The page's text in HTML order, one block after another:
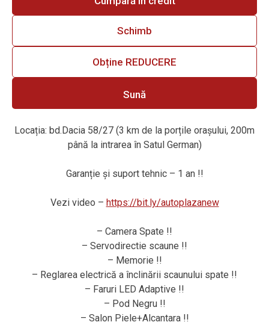
Schimb
Obține REDUCERE
Sună
Locația: bd.Dacia 58/27 (3 km de la porțile orașului, 200m
până la intrarea în Satul German)
Garanție și suport tehnic – 1 an !!
Vezi video – https://bit.ly/autoplazanew
– Camera Spate !!
– Servodirectie scaune !!
– Memorie !!
– Reglarea electrică a înclinării scaunului spate !!
– Faruri LED Adaptive !!
– Pod Negru !!
– Salon Piele+Alcantara !!